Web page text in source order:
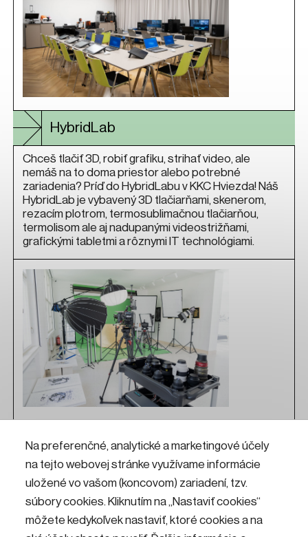
Na preferenčné, analytické a marketingové účely
na tejto webovej stránke využívame informácie
uložené vo vašom (koncovom) zariadení, tzv.
súbory cookies. Kliknutím na „Nastaviť cookies“
môžete kedykoľvek nastaviť, ktoré cookies a na
HybridLab
Chceš tlačiť 3D, robiť grafiku, strihať video, ale
nemáš na to doma priestor alebo potrebné
zariadenia? Príď do HybridLabu v KKC Hviezda! Náš
HybridLab je vybavený 3D tlačiarňami, skenerom,
rezacím plotrom, termosublimačnou tlačiarňou,
termolisom ale aj nadupanými videostrižňami,
grafickými tabletmi a rôznymi IT technológiami.
Fotoateliér
Chceš fotiť alebo nakrúcať ako profesionál? Príď do
Fotoateliéru v KKC Hviezda! Nájdeš tu profesionálnu
techniku od fotografických a filmových objektívov,
fotoaparátov a filmových kamier, zábleskových
a stálych LED svetiel so softboxami, až